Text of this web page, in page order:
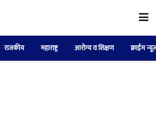
राजकीय महाराष्ट्र आरोग्य व शिक्षण क्राईम